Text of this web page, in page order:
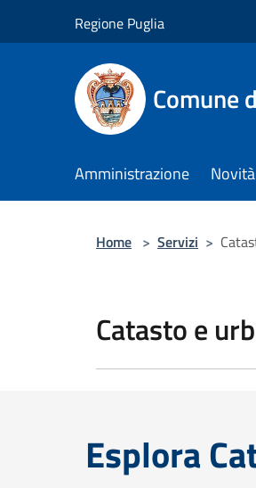
Regione Puglia
Comune
Amministrazione Novità
Home > Servizi >
Catasto e
Esplora